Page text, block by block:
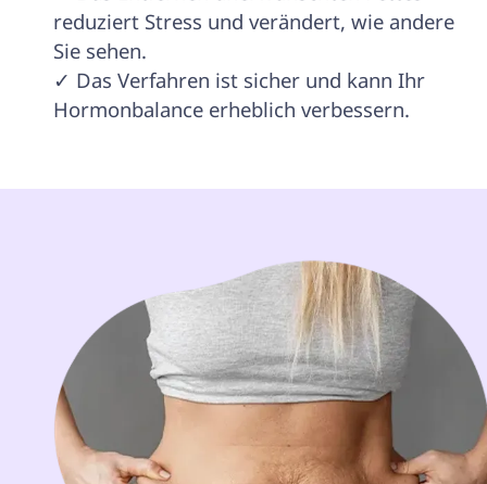
reduziert Stress und verändert, wie andere
Sie sehen.
✓ Das Verfahren ist sicher und kann Ihr